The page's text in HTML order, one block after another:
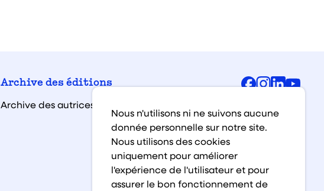
Archive des éditions
Archive des autrices et auteurs
Facebook
Nous n'utilisons ni ne suivons aucune
donnée personnelle sur notre site.
Nous utilisons des cookies
uniquement pour améliorer
l'expérience de l'utilisateur et pour
assurer le bon fonctionnement de